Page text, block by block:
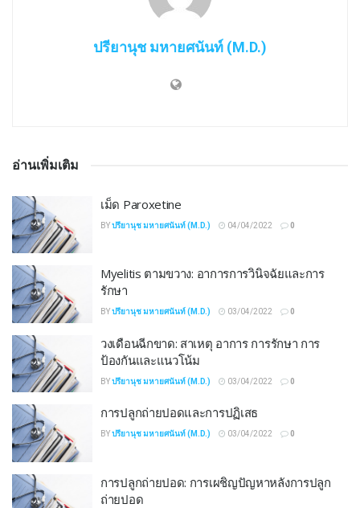
ปรียานุช มหายศนันท์ (M.D.)
อ่านเพิ่มเติม
เม็ด Paroxetine
BYปรียานุช มหายศนันท์ (M.D.) 04/04/2022 0
Myelitis ตามขวาง: อาการการวินิจฉัยและการ
รักษา
BYปรียานุช มหายศนันท์ (M.D.) 03/04/2022 0
วงเดือนฉีกขาด: สาเหตุ อาการ การรักษา การ
ป้องกันและแนวโน้ม
BYปรียานุช มหายศนันท์ (M.D.) 03/04/2022 0
การปลูกถ่ายปอดและการปฏิเสธ
BYปรียานุช มหายศนันท์ (M.D.) 03/04/2022 0
การปลูกถ่ายปอด: การเผชิญปัญหาหลังการปลูก
ถ่ายปอด